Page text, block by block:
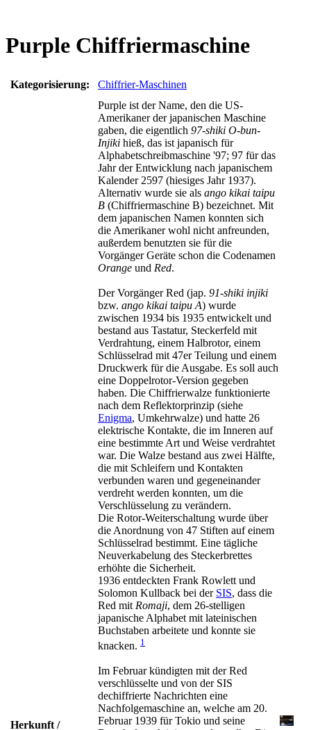
Purple Chiffriermaschine
Kategorisierung: Chiffrier-Maschinen
Herkunft /
Purple ist der Name, den die US-
Amerikaner der japanischen Maschine
gaben, die eigentlich 97-shiki O-bun-
Injiki hieß, das ist japanisch für
Alphabetschreibmaschine '97; 97 für das
Jahr der Entwicklung nach japanischem
Kalender 2597 (hiesiges Jahr 1937).
Alternativ wurde sie als ango kikai taipu
B (Chiffriermaschine B) bezeichnet. Mit
dem japanischen Namen konnten sich
die Amerikaner wohl nicht anfreunden,
außerdem benutzten sie für die
Vorgänger Geräte schon die Codenamen
Orange und Red.
Der Vorgänger Red (jap. 91-shiki injiki
bzw. ango kikai taipu A) wurde
zwischen 1934 bis 1935 entwickelt und
bestand aus Tastatur, Steckerfeld mit
Verdrahtung, einem Halbrotor, einem
Schlüsselrad mit 47er Teilung und einem
Druckwerk für die Ausgabe. Es soll auch
eine Doppelrotor-Version gegeben
haben. Die Chiffrierwalze funktionierte
nach dem Reflektorprinzip (siehe
Enigma, Umkehrwalze) und hatte 26
elektrische Kontakte, die im Inneren auf
eine bestimmte Art und Weise verdrahtet
war. Die Walze bestand aus zwei Hälfte,
die mit Schleifern und Kontakten
verbunden waren und gegeneinander
verdreht werden konnten, um die
Verschlüsselung zu verändern.
Die Rotor-Weiterschaltung wurde über
die Anordnung von 47 Stiften auf einem
Schlüsselrad bestimmt. Eine tägliche
Neuverkabelung des Steckerbrettes
erhöhte die Sicherheit.
1936 entdeckten Frank Rowlett und
Solomon Kullback bei der SIS, dass die
Red mit Romaji, dem 26-stelligen
japanische Alphabet mit lateinischen
Buchstaben arbeitete und konnte sie
knacken. 1
Im Februar kündigten mit der Red
verschlüsselte und von der SIS
dechiffrierte Nachrichten eine
Nachfolgemaschine an, welche am 20.
Februar 1939 für Tokio und seine